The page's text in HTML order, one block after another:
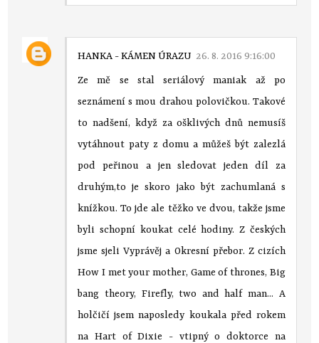
HANKA - KÁMEN ÚRAZU 26. 8. 2016 9:16:00
Ze mě se stal seriálový maniak až po
seznámení s mou drahou polovičkou. Takové
to nadšení, když za ošklivých dnů nemusíš
vytáhnout paty z domu a můžeš být zalezlá
pod peřinou a jen sledovat jeden díl za
druhým,to je skoro jako být zachumlaná s
knížkou. To jde ale těžko ve dvou, takže jsme
byli schopní koukat celé hodiny. Z českých
jsme sjeli Vyprávěj a Okresní přebor. Z cizích
How I met your mother, Game of thrones, Big
bang theory, Firefly, two and half man... A
holčičí jsem naposledy koukala před rokem
na Hart of Dixie - vtipný o doktorce na